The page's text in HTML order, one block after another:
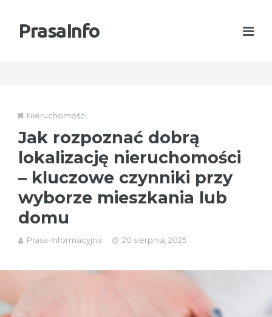
PrasaInfo
Nieruchomości
Jak rozpoznać dobrą
lokalizację nieruchomości
– kluczowe czynniki przy
wyborze mieszkania lub
domu
Prasa-informacyjna 20 sierpnia, 2025